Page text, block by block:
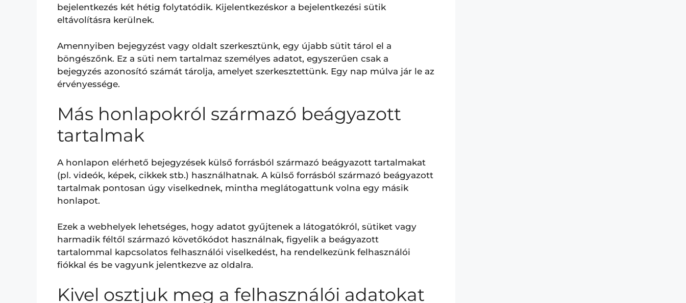
bejelentkezés két hétig folytatódik. Kijelentkezéskor a bejelentkezési sütik
eltávolításra kerülnek.
Amennyiben bejegyzést vagy oldalt szerkesztünk, egy újabb sütit tárol el a
böngészőnk. Ez a süti nem tartalmaz személyes adatot, egyszerűen csak a
bejegyzés azonosító számát tárolja, amelyet szerkesztettünk. Egy nap múlva jár le az
érvényessége.
Más honlapokról származó beágyazott
tartalmak
A honlapon elérhető bejegyzések külső forrásból származó beágyazott tartalmakat
(pl. videók, képek, cikkek stb.) használhatnak. A külső forrásból származó beágyazott
tartalmak pontosan úgy viselkednek, mintha meglátogattunk volna egy másik
honlapot.
Ezek a webhelyek lehetséges, hogy adatot gyűjtenek a látogatókról, sütiket vagy
harmadik féltől származó követőkódot használnak, figyelik a beágyazott
tartalommal kapcsolatos felhasználói viselkedést, ha rendelkezünk felhasználói
fiókkal és be vagyunk jelentkezve az oldalra.
Kivel osztjuk meg a felhasználói adatokat